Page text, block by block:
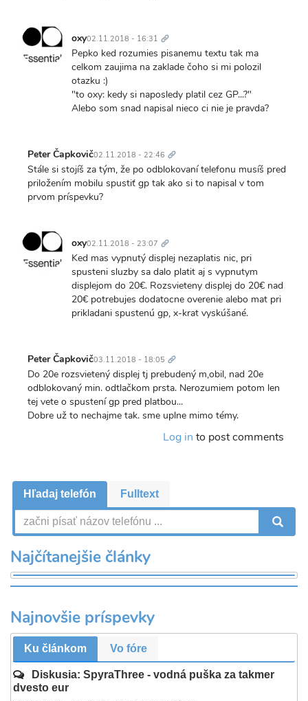
oxy02.11.2018 - 16:31 odkaz
Pepko ked rozumies pisanemu textu tak ma
celkom zaujima na zaklade čoho si mi polozil
otazku :)
"to oxy: kedy si naposledy platil cez GP...?"
Alebo som snad napisal nieco ci nie je pravda?
Peter Čapkovič02.11.2018 - 22:46 odkaz
Stále si stojíš za tým, že po odblokovaní telefonu musíš pred
priložením mobilu spustiť gp tak ako si to napisal v tom
prvom príspevku?
oxy02.11.2018 - 23:07 odkaz
Ked mas vypnutý displej nezaplatis nic, pri
spusteni sluzby sa dalo platit aj s vypnutym
displejom do 20€. Rozsvieteny displej do 20€ nad
20€ potrebujes dodatocne overenie alebo mat pri
prikladani spustenú gp, x-krat vyskúšané.
Peter Čapkovič03.11.2018 - 18:05 odkaz
Do 20e rozsvietený displej tj prebudený m,obil, nad 20e
odblokovaný min. odtlačkom prsta. Nerozumiem potom len
tej vete o spustení gp pred platbou...
Dobre už to nechajme tak. sme uplne mimo témy.
Log in to post comments
Hľadaj telefón Fulltext
Najčítanejšie články
Najnovšie príspevky
Ku článkom Vo fóre
Diskusia: SpyraThree - vodná puška za takmer
dvesto eur